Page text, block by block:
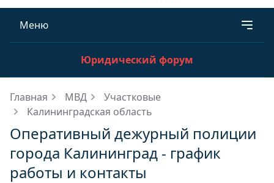
Меню
Юридический форум
Главная МВД
Участковые
Калининградская область
Оперативный дежурный полиции
города Калининград - график
работы и контакты